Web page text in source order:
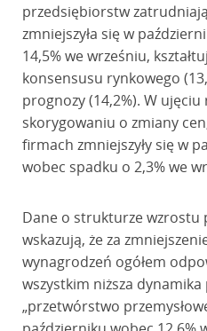
przedsiębiorstw
zmniejszyła się w
14,5% we wrześniu,
konsensusu rynkowego
prognozy (14,2%). W
skorygowaniu o zmiany
firmach zmniejszyły się w
wobec spadku o 2,3% we
Dane o strukturze wzrostu
wskazują, że za
wynagrodzeń ogółem
wszystkim niższa dynamika
„przetwórstwo